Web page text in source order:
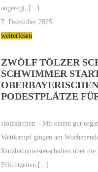
angeregt, [...]
7. Dezember 2025
weiterlesen
ZWÖLF TÖLZER
SCHWIMMER
PODESTPLÄTZE
Holzkirchen – Mit einem gut
Wettkampf gingen am
Kurzbahnmeisterschaften über
Pflichtzeiten [...]